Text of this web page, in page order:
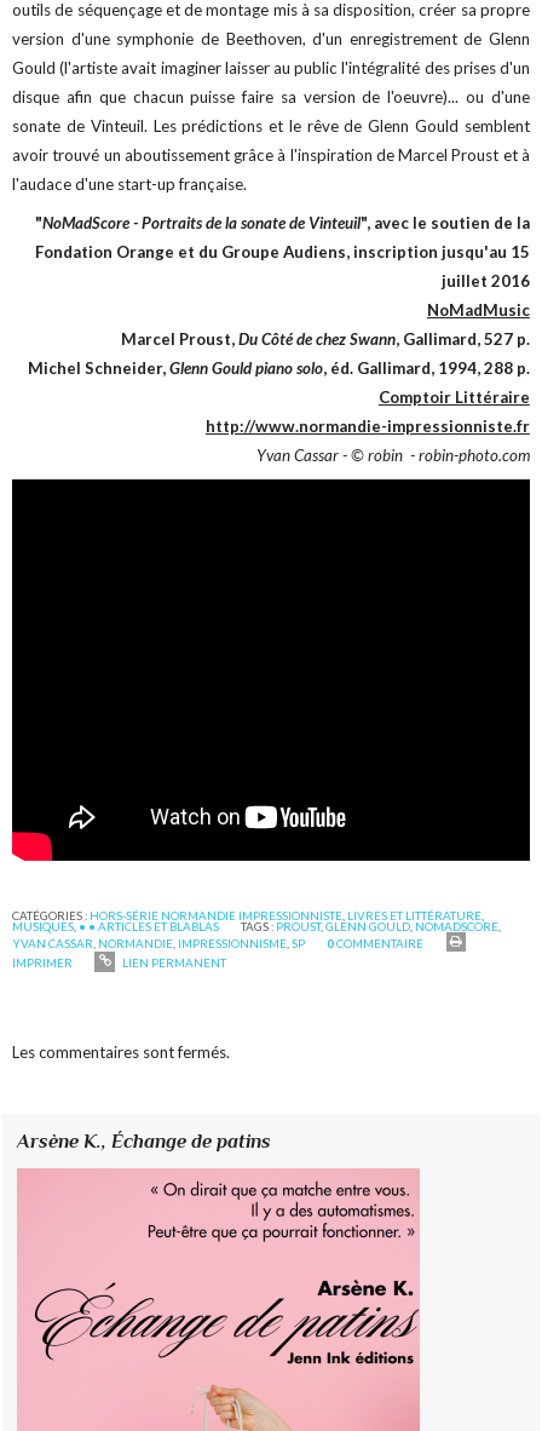
outils de séquençage et de montage mis à sa disposition, créer sa propre
version d'une symphonie de Beethoven, d'un enregistrement de Glenn
Gould (l'artiste avait imaginer laisser au public l'intégralité des prises d'un
disque afin que chacun puisse faire sa version de l'oeuvre)... ou d'une
sonate de Vinteuil. Les prédictions et le rêve de Glenn Gould semblent
avoir trouvé un aboutissement grâce à l'inspiration de Marcel Proust et à
l'audace d'une start-up française.
"NoMadScore - Portraits de la sonate de Vinteuil", avec le soutien de la
Fondation Orange et du Groupe Audiens, inscription jusqu'au 15
juillet 2016
NoMadMusic
Marcel Proust,Du Côté de chez Swann, Gallimard, 527 p.
Michel Schneider,Glenn Gould piano solo, éd. Gallimard, 1994, 288 p.
Comptoir Littéraire
http://www.normandie-impressionniste.fr
Yvan Cassar - © robin - robin-photo.com
CATÉGORIES : HORS-SÉRIE NORMANDIE IMPRESSIONNISTE LIVRES ET LITTÉRATURE
MUSIQUES • • ARTICLES ET BLABLAS TAGS : PROUST,GLENN GOULD NOMADSCORE
YVAN CASSAR NORMANDIE IMPRESSIONNISME ,SP 0COMMENTAIRE
IMPRIMER
LIEN PERMANENT
Les commentaires sont fermés.
Arsène K.,Échange de patins